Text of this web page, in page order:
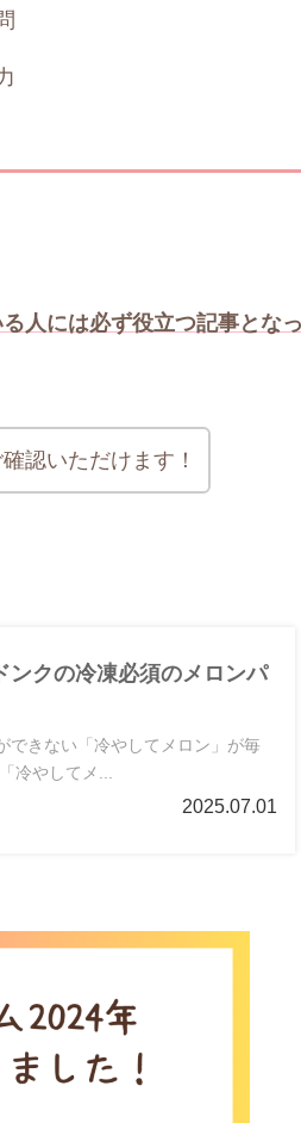
人には必ず役立つ記事とな
認いただけます！
ンクの冷凍必須のメロンパ
できない「冷やしてメロン」が毎
クの「冷やしてメ...
2025.07.01